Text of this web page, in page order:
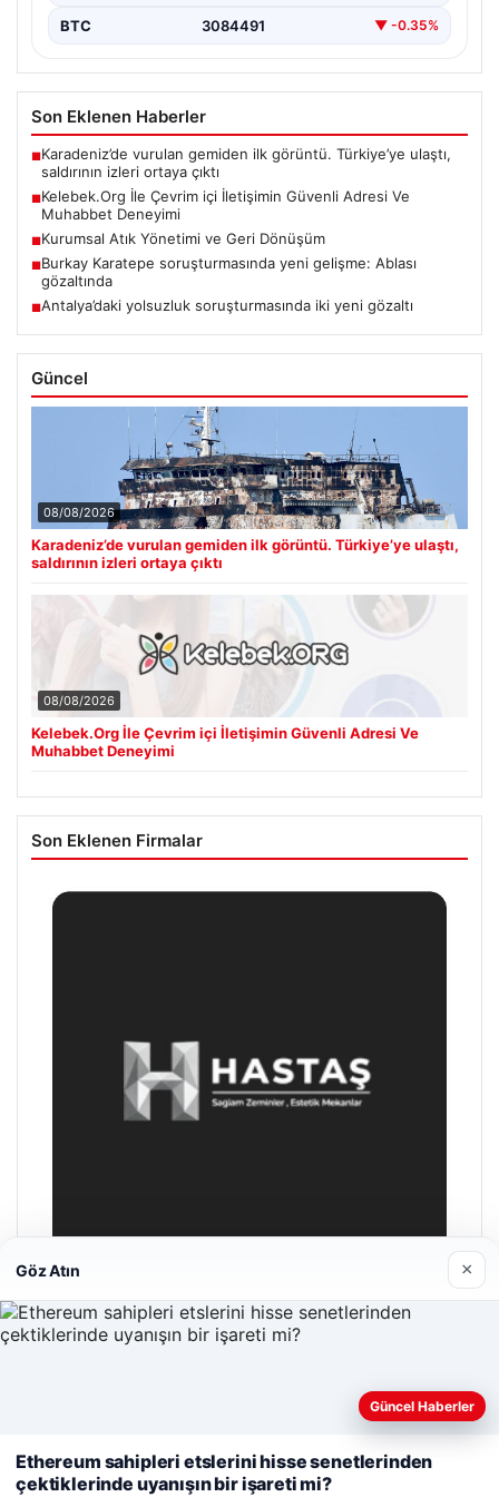
BTC 3084491 ▼ -0.35%
Son Eklenen Haberler
■Karadeniz’de vurulan gemiden ilk görüntü. Türkiye’ye ulaştı,
saldırının izleri ortaya çıktı
■Kelebek.Org İle Çevrim içi İletişimin Güvenli Adresi Ve
Muhabbet Deneyimi
■Kurumsal Atık Yönetimi ve Geri Dönüşüm
■Burkay Karatepe soruşturmasında yeni gelişme: Ablası
gözaltında
■Antalya’daki yolsuzluk soruşturmasında iki yeni gözaltı
Güncel
08/08/2026
Karadeniz’de vurulan gemiden ilk görüntü. Türkiye’ye ulaştı,
saldırının izleri ortaya çıktı
08/08/2026
Kelebek.Org İle Çevrim içi İletişimin Güvenli Adresi Ve
Muhabbet Deneyimi
Son Eklenen Firmalar
Enes Kaplan Avukatlık Bürosu
Web sitemizi nasıl kullandığınızı daha iyi anlayabilmek,
kullanıyoruz.Çerez Politikamız
Göz Atın ×
Güncel Haberler
Ethereum sahipleri etslerini hisse senetlerinden
çektiklerinde uyanışın bir işareti mi?